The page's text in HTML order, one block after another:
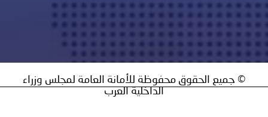
الحقوق محفوظة للأمانة العامة لمجلس وزراء
الداخلية العرب